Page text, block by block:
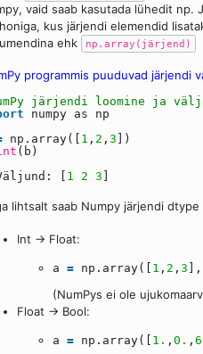
vaid saab kasutada lühedit np.
kus järjendi elemendid
ehk
np.array(järjend)
programmis puuduvad järjendi
järjendi loomine ja
numpy as np
np.array([ 1 , 2 , 3 ])
(b)
[ 1 2 3
lihtsalt saab Numpy järjendi
Int → Float:
a = np.array([ 1 , 2 , 3 ],
(NumPys ei ole
Float → Bool:
a = np.array([ 1. , 0. ,